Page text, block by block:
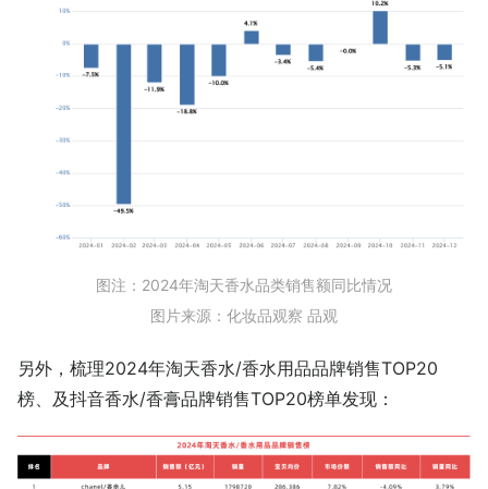
图注：2024年淘天香水品类销售额同比情况
图片来源：化妆品观察 品观
另外，梳理2024年淘天香水/香水用品品牌销售TOP20
榜、及抖音香水/香膏品牌销售TOP20榜单发现：